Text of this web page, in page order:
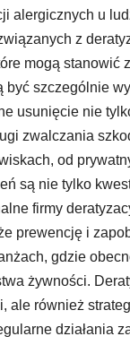
alergicznych u
z
mogą stanowić
szczególnie
usunięcie nie
zwalczania
od
są nie tylko
firmy
prewencję i
gdzie
żywności.
ale również
działania